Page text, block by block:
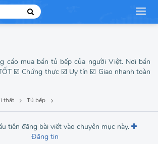
cáo mua bán tủ bếp của người Việt. Nơi bán
☑️ Chứng thực ☑️ Uy tín ☑️ Giao nhanh toàn
thất Tủ bếp
tiên đăng bài viết vào chuyên mục này.
Đăng tin